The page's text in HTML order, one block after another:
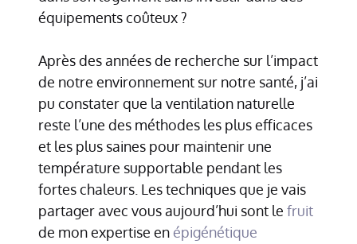
équipements coûteux ?
Après des années de recherche sur l’impact
de notre environnement sur notre santé, j’ai
pu constater que la ventilation naturelle
reste l’une des méthodes les plus efficaces
et les plus saines pour maintenir une
température supportable pendant les
fortes chaleurs. Les techniques que je vais
partager avec vous aujourd’hui sont le fruit
de mon expertise en épigénétique